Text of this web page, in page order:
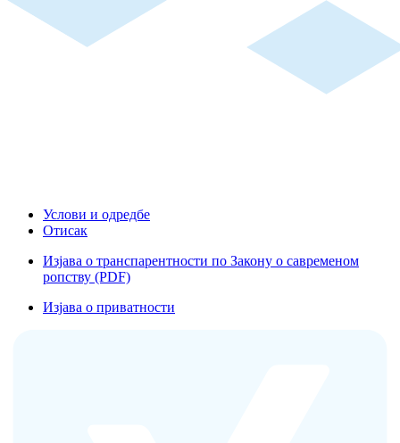
Услови и одредбе
Отисак
Изјава о транспарентности по Закону о савременом
ропству (PDF)
Изјава о приватности